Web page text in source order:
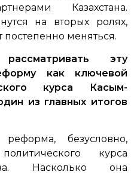
Казахстана.
на вторых ролях,
меняться.
эту
как ключевой
курса Касым-
из главных итогов
безусловно,
курса
Насколько она